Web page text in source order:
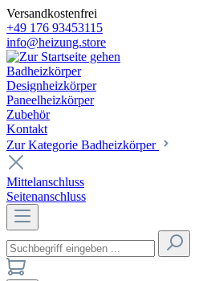
Versandkostenfrei
+49 176 93453115
info@heizung.store
Badheizkörper
Designheizkörper
Paneelheizkörper
Zubehör
Kontakt
Zur Kategorie Badheizkörper
Mittelanschluss
Seitenanschluss